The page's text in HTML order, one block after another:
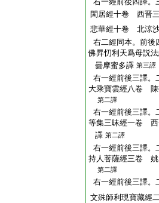
閑居經十卷 西晋
悲華經十卷 北涼
右二經同本。前後
佛昇忉利天爲母説
曇摩蜜多譯 第三譯
右一經前後三譯。
大乘寶雲經八卷 陳
第二譯
右一經前後三譯。
等集三昧經一卷 西
譯 第二譯
右一經前後三譯。
持人菩薩經三卷 姚
第二譯
右一經前後三譯。
文殊師利現寶藏經